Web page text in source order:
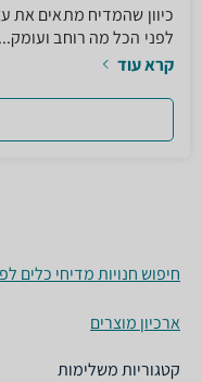
כיוון שהמדיח מתאים את
לפני הכל מה רוחב ועומק...
קרא עוד
חיפוש חנויות מדיחי כלים
ארכיון מוצרים
קטגוריות משלימות